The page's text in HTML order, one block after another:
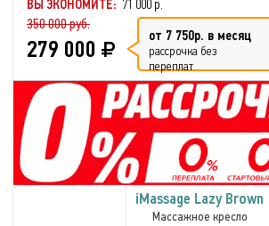
ВЫ ЭКОНОМИТЕ: 71 000 р.
350 000 руб.
279 000 от 7 750р. в месяц
рассрочка без
переплат
iMassage Lazy Brown
Массажное кресло